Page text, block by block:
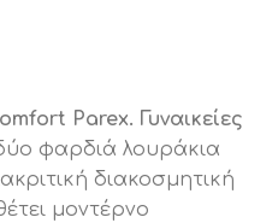
Parex. Γυναικείες
φαρδιά λουράκια
διακοσμητική
μοντέρνο